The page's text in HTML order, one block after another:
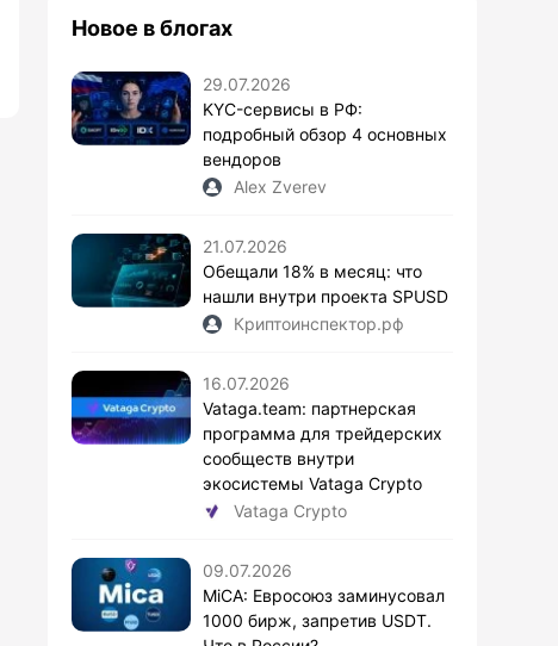
Новое в блогах
29.07.2026
KYC-сервисы в РФ:
подробный обзор 4 основных
вендоров
Alex Zverev
21.07.2026
Обещали 18% в месяц: что
нашли внутри проекта SPUSD
Криптоинспектор.рф
16.07.2026
Vataga.team: партнерская
программа для трейдерских
сообществ внутри
экосистемы Vataga Crypto
Vataga Crypto
09.07.2026
MiCA: Евросоюз заминусовал
1000 бирж, запретив USDT.